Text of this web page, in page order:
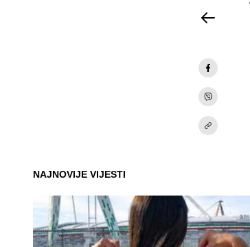
NAJNOVIJE VIJESTI